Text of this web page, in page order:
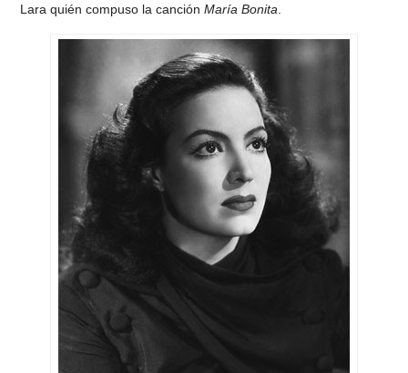
Lara quién compuso la canciónMaría Bonita